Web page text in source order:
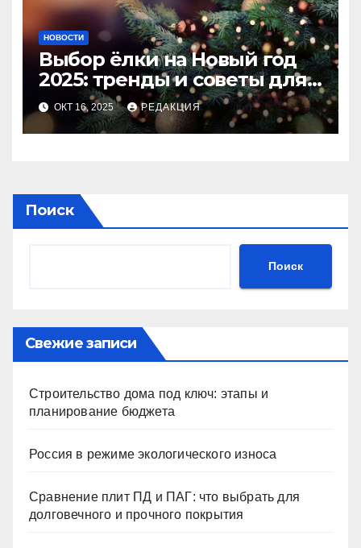
НОВОСТИ
Выбор ёлки на Новый год
2025: тренды и советы для
идеального праздника
ОКТ 16, 2025 РЕДАКЦИЯ
Поиск
Поиск
Свежие записи
Строительство дома под ключ: этапы и
планирование бюджета
Россия в режиме экологического износа
Сравнение плит ПД и ПАГ: что выбрать для
долговечного и прочного покрытия